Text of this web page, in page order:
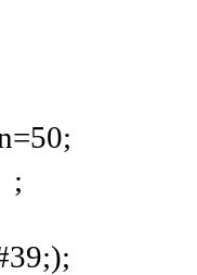
;n=50;
］;